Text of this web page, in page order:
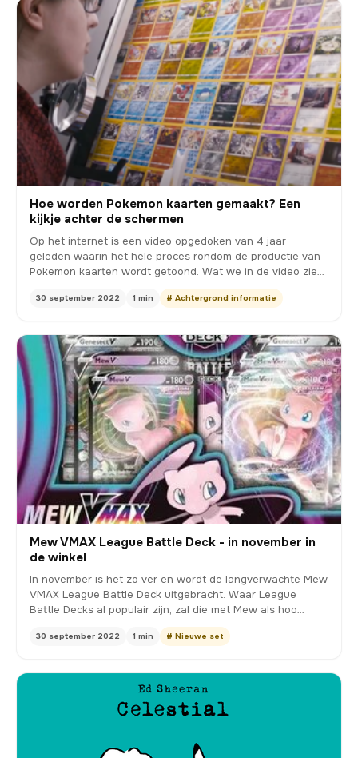
Hoe worden Pokemon kaarten gemaakt? Een
kijkje achter de schermen
Op het internet is een video opgedoken van 4 jaar
geleden waarin het hele proces rondom de productie van
Pokemon kaarten wordt getoond. Wat we in de video zien
30 september 2022 1 min # Achtergrond informatie
Mew VMAX League Battle Deck - in november in
de winkel
In november is het zo ver en wordt de langverwachte Mew
VMAX League Battle Deck uitgebracht. Waar League
Battle Decks al populair zijn, zal die met Mew als hoo…
30 september 2022 1 min # Nieuwe set